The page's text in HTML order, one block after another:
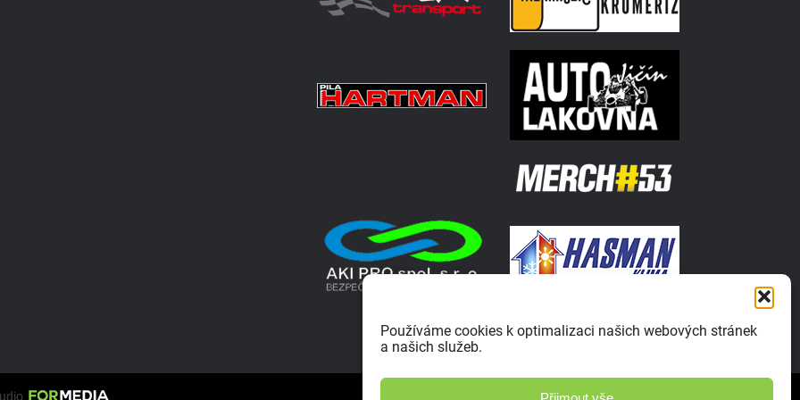
Používáme cookies k optimalizaci našich webových stránek
a našich služeb.
Zásady ochrany osobních údajů